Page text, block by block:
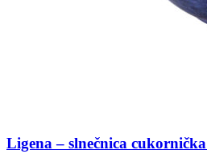
Ligena – slnečnica